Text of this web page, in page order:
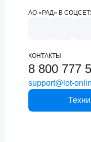
АО «РАД» В
КОНТАКТЫ
8 800 777
support@lot-